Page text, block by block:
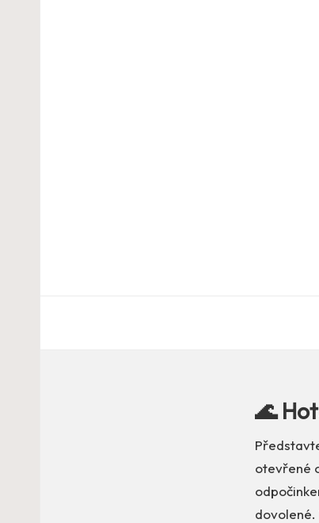
🌊
otevřené
dovolené.